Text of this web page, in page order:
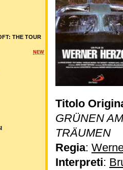
Titolo
GRÜNEN
TRÄUMEN
Regia:
Interpreti:
THE TOUR
NEW